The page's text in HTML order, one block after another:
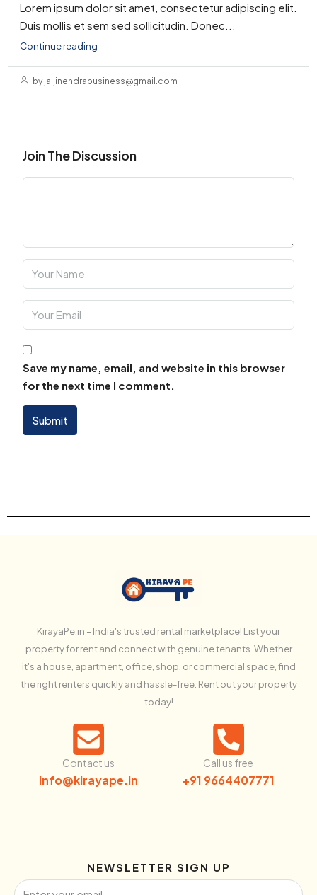
Lorem ipsum dolor sit amet, consectetur adipiscing elit.
Duis mollis et sem sed sollicitudin. Donec...
Continue reading
by jaijinendrabusiness@gmail.com
Join The Discussion
Save my name, email, and website in this browser
for the next time I comment.
Submit
KirayaPe.in – India's trusted rental marketplace! List your
property for rent and connect with genuine tenants. Whether
it's a house, apartment, office, shop, or commercial space, find
the right renters quickly and hassle-free. Rent out your property
today!
Contact us
info@kirayape.in
Call us free
+91 9664407771
NEWSLETTER SIGN UP